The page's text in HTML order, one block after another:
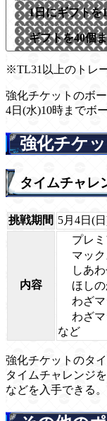
1日にギフトを
ギフトを40個
※TL31以上のトレ
強化チケットのボ
4日(水)10時までボ
強化チケ
タイムチャレ
挑戦期間 5月4日(
内容
プレ
マッ
しあ
ほし
わざ
わざ
など
強化チケットのタ
タイムチャレンジ
などを入手できる。